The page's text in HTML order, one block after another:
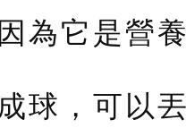
為它是營
球，可以